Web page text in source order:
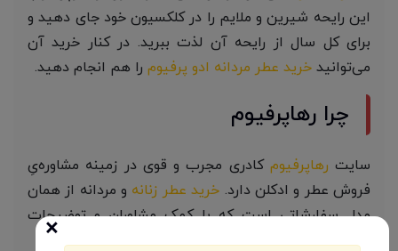
این رایحه شیرین و ملایم را در کلکسیون خود جای دهید و
برای کل سال از رایحه آن لذت ببرید. در کنار خرید آن
می‌توانید خرید عطر مردانه ادو پرفیوم را هم انجام دهید.
چرا رهاپرفیوم
سایت رهاپرفیوم کادری مجرب و قوی در زمینه مشاوره‌یِ
فروش عطر و ادکلن دارد. خرید عطر زنانه و مردانه از همان
مدل سفارشاتی است که با کمک مشاوران و توضیحات
تکمیلی عطر در درون سایت خواهید داشت.
×